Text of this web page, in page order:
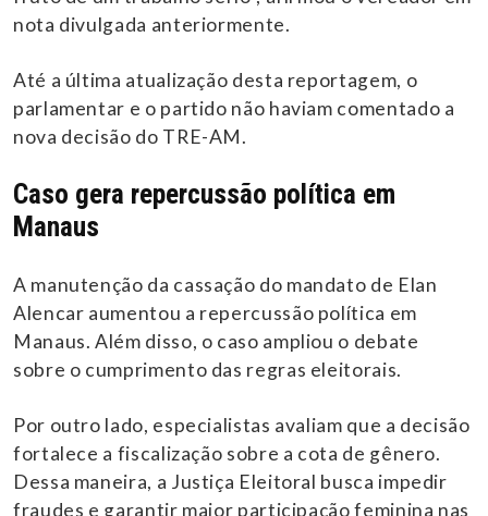
nota divulgada anteriormente.
Até a última atualização desta reportagem, o
parlamentar e o partido não haviam comentado a
nova decisão do TRE-AM.
Caso gera repercussão política em
Manaus
A manutenção da cassação do mandato de Elan
Alencar aumentou a repercussão política em
Manaus. Além disso, o caso ampliou o debate
sobre o cumprimento das regras eleitorais.
Por outro lado, especialistas avaliam que a decisão
fortalece a fiscalização sobre a cota de gênero.
Dessa maneira, a Justiça Eleitoral busca impedir
fraudes e garantir maior participação feminina nas